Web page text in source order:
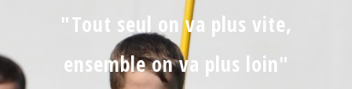
"Tout seul on va plus vite,
ensemble on va plus loin"